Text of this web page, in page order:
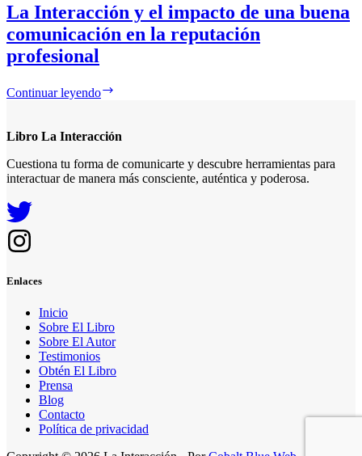
La Interacción y el impacto de una buena
comunicación en la reputación
profesional
Continuar leyendo
Libro La Interacción
Cuestiona tu forma de comunicarte y descubre herramientas para
interactuar de manera más consciente, auténtica y poderosa.
Enlaces
Inicio
Sobre El Libro
Sobre El Autor
Testimonios
Obtén El Libro
Prensa
Blog
Contacto
Política de privacidad